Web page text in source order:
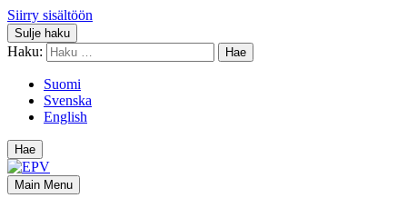
Siirry sisältöön
Sulje haku
Haku:
Suomi
Svenska
English
Hae
Main Menu